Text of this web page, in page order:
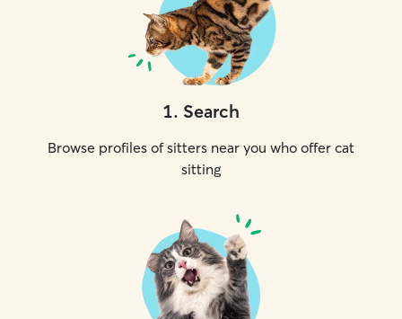
1. Search
Browse profiles of sitters near you who offer cat
sitting